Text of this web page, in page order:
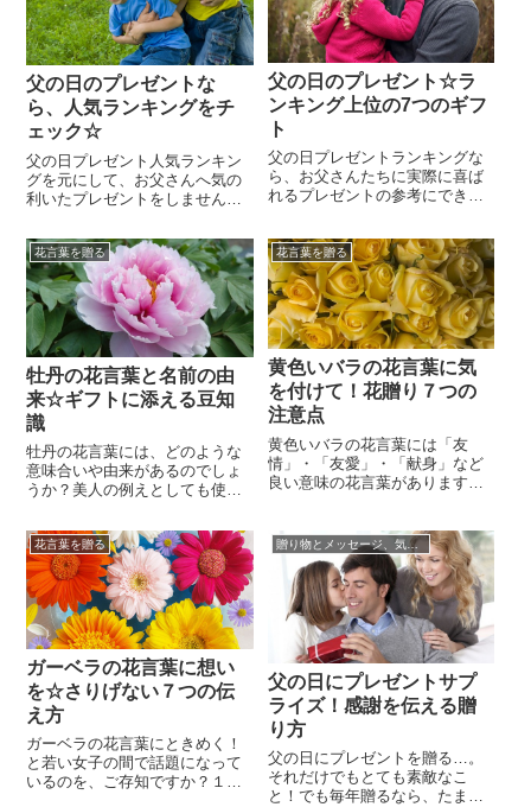
父の日のプレゼントな
ら、人気ランキングをチ
ェック☆
父の日プレゼント人気ランキン
グを元にして、お父さんへ気の
利いたプレゼントをしません
「心が嬉しい。」だけではな
く、心から喜んで欲しいもので
す。父の日に安定して人気があ
る定番の花はバラです。「で
も、お父さんにバラ?」という人
も多いはず。男性のお父さんが
本当に喜んでくれるのか、少し
不安に想う人々が...
父の日のプレゼント☆ラ
ンキング上位の7つのギフ
ト
父の日プレゼントランキングな
ら、お父さんたちに実際に喜ば
れるプレゼントの参考にできま
が、父の日というと忘れてしま
いがちな人も、案外多いので
す。そしてそれは、お父さんの
誕生日でも同じこと。けれど
も、毎日一生懸命家族の為に働
いてくれるお父さん。真心を込
めて前々から、本当...
花言葉を贈る
牡丹の花言葉と名前の由
来☆ギフトに添える豆知
識
牡丹の花言葉には、どのような
意味合いや由来があるのでしょ
うか？美人の例えとしても使わ
えると喜ばれます。古来より
「花の王様」とも呼ばれ、その
美しさと風格で人の心を魅了し
てきたのが牡丹の花。絹のよう
に薄い花びらが幾重にも重なっ
た大きな花は、まさに百花の王
にふさわしいたたずまいです。
牡丹が中国から...
花言葉を贈る
黄色いバラの花言葉に気
を付けて！花贈り７つの
注意点
黄色いバラの花言葉には「友
情」・「友愛」・「献身」など
良い意味の花言葉があります。
くの種類があるバラですが、十
九世紀まではモダンローズであ
る「ハイブリット・ティー」の
中には、黄色のバラというの
は、存在していませんでした。
しかし、フランスの園芸家ジョ
セフ・ペルネ＝デ...
花言葉を贈る
ガーベラの花言葉に想い
を☆さりげない７つの伝
え方
ガーベラの花言葉にときめく！
と若い女子の間で話題になって
いるのを、ご存知ですか？１１
贈り物とメッセージ、気持ちの伝え方☆
父の日にプレゼントサプ
ライズ！感謝を伝える贈
り方
父の日にプレゼントを贈る…。
それだけでもとても素敵なこ
と！でも毎年贈るなら、たまに